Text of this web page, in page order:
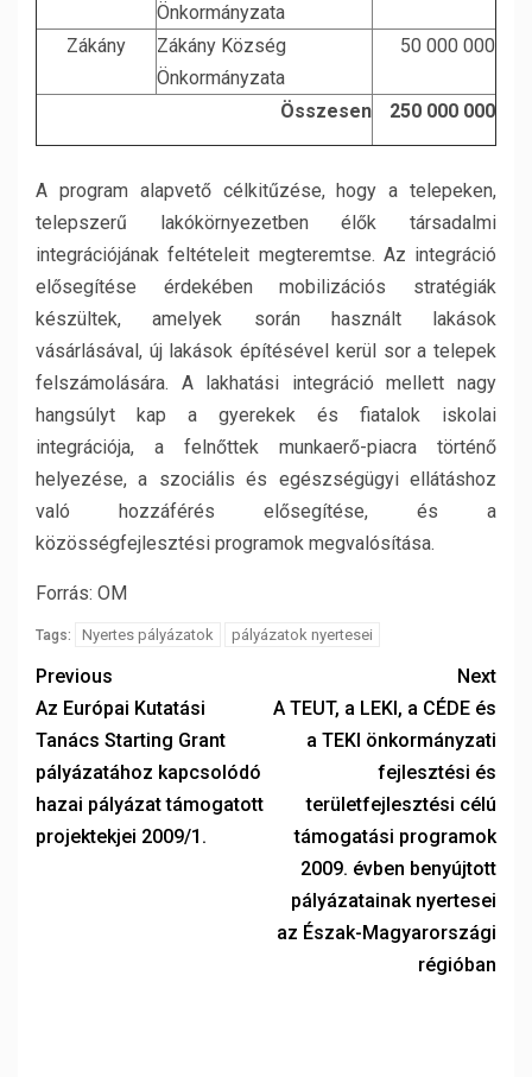
Önkormányzata
Zákány
Zákány Község
Önkormányzata
50 000 000
Összesen 250 000 000
A program alapvető célkitűzése, hogy a telepeken,
telepszerű lakókörnyezetben élők társadalmi
integrációjának feltételeit megteremtse. Az integráció
elősegítése érdekében mobilizációs stratégiák
készültek, amelyek során használt lakások
vásárlásával, új lakások építésével kerül sor a telepek
felszámolására. A lakhatási integráció mellett nagy
hangsúlyt kap a gyerekek és fiatalok iskolai
integrációja, a felnőttek munkaerő-piacra történő
helyezése, a szociális és egészségügyi ellátáshoz
való hozzáférés elősegítése, és a
közösségfejlesztési programok megvalósítása.
Forrás: OM
Tags: Nyertes pályázatok pályázatok nyertesei
Previous
Az Európai Kutatási
Tanács Starting Grant
pályázatához kapcsolódó
hazai pályázat támogatott
projektekjei 2009/1.
Next
A TEUT, a LEKI, a CÉDE és
a TEKI önkormányzati
fejlesztési és
területfejlesztési célú
támogatási programok
2009. évben benyújtott
pályázatainak nyertesei
az Észak-Magyarországi
régióban